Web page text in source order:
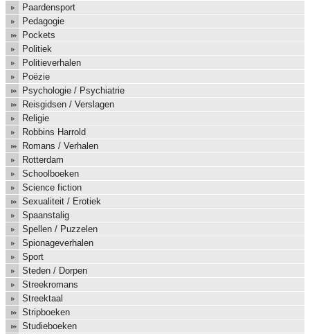
Paardensport
Pedagogie
Pockets
Politiek
Politieverhalen
Poëzie
Psychologie / Psychiatrie
Reisgidsen / Verslagen
Religie
Robbins Harrold
Romans / Verhalen
Rotterdam
Schoolboeken
Science fiction
Sexualiteit / Erotiek
Spaanstalig
Spellen / Puzzelen
Spionageverhalen
Sport
Steden / Dorpen
Streekromans
Streektaal
Stripboeken
Studieboeken